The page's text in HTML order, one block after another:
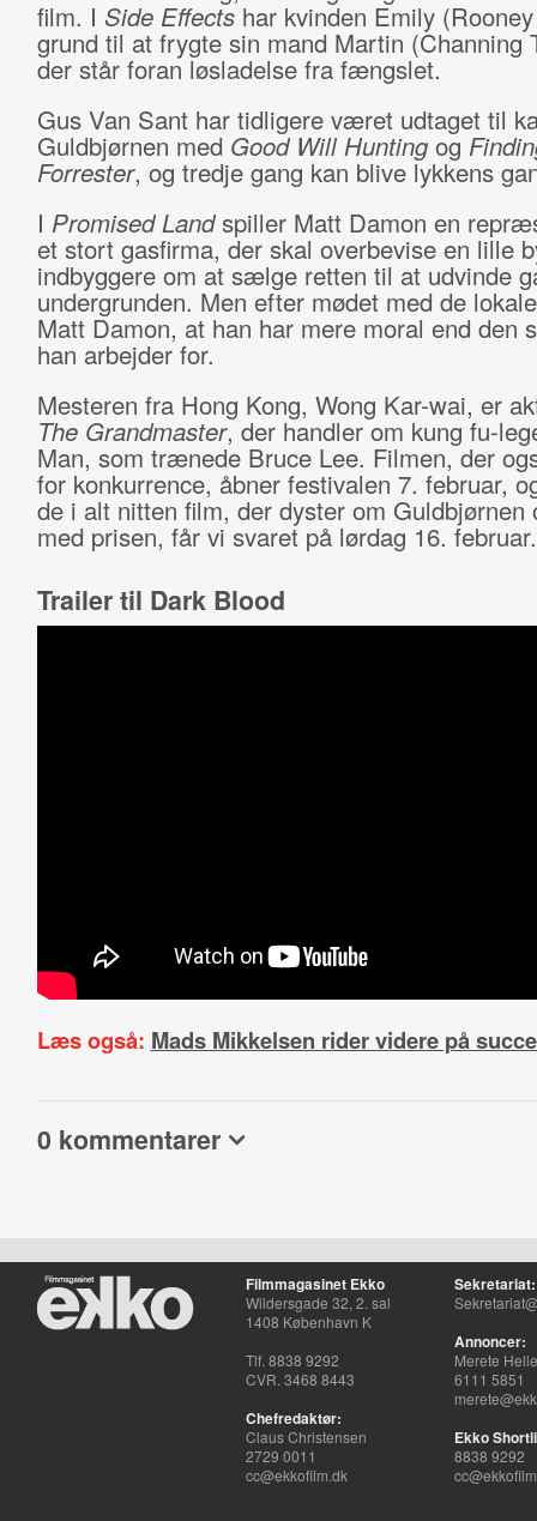
film. I Side Effectshar kvinden Emily
grund til at frygte sin mand Martin (Channing
der står foran løsladelse fra fængslet.
Gus Van Sant har tidligere været udtaget til
Guldbjørnen med Good Will Hunting og
Forrester, og tredje gang kan blive lykkens
I Promised Land spiller Matt Damon en
et stort gasfirma, der skal overbevise en lille
indbyggere om at sælge retten til at udvinde
undergrunden. Men efter mødet med de
Matt Damon, at han har mere moral end den
han arbejder for.
Mesteren fra Hong Kong, Wong Kar-wai, er
The Grandmaster, der handler om kung fu-
Man, som trænede Bruce Lee. Filmen, der
for konkurrence, åbner festivalen 7. februar,
de i alt nitten film, der dyster om Guldbjørnen
med prisen, får vi svaret på lørdag 16. februar.
Trailer til Dark Blood
Læs også: Mads Mikkelsen rider videre på
0 kommentarer
Filmmagasinet Ekko
Wildersgade 32, 2. sal
1408 København K
Tlf. 8838 9292
CVR. 3468 8443
Chefredaktør:
Claus Christensen
2729 0011
cc@ekkofilm.dk
Sekretariat:
Annoncer:
Merete
6111 5851
Ekko
8838 9292